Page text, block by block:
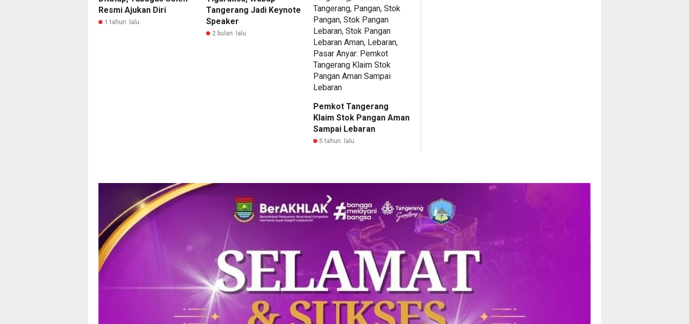
Resmi Ajukan Diri
1 tahun lalu
Tangerang Jadi Keynote
Speaker
2 bulan lalu
Pemkot Tangerang
Klaim Stok Pangan Aman
Sampai Lebaran
5 tahun lalu